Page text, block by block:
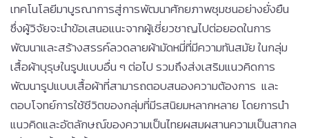
เทคโนโลยีมาบูรณาการสู่การพัฒนาศักยภาพชุมชนอย่างยั่งยืน
ซึ่งผู้วิจัยจะนำข้อเสนอแนะจากผู้เชี่ยวชาญไปต่อยอดในการ
พัฒนาและสร้างสรรค์ลวดลายผ้ามัดหมี่ที่มีความทันสมัย ในกลุ่ม
เสื้อผ้าบุรุษในรูปแบบอื่น ๆ ต่อไป รวมถึงส่งเสริมแนวคิดการ
พัฒนารูปแบบเสื้อผ้าที่สามารถตอบสนองความต้องการ และ
ตอบโจทย์การใช้ชีวิตของกลุ่มที่มีรสนิยมหลากหลาย โดยการนำ
แนวคิดและอัตลักษณ์ของความเป็นไทยผสมผสานความเป็นสากล